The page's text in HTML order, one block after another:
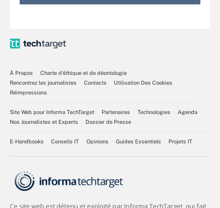
À Propos
Charte d’éthique et de déontologie
Rencontrez les journalistes
Contacts
Utilisation Des Cookies
Réimpressions
Site Web pour Informa TechTarget Partenaires Technologies
Agenda
Nos Journalistes et Experts
Dossier de Presse
E-Handbooks Conseils IT Opinions Guides Essentiels Projets IT